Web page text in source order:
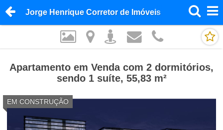
Jorge Henrique Corretor de Imóveis
Apartamento em Venda com 2 dormitórios,
sendo 1 suíte, 55,83 m²
EM CONSTRUÇÃO